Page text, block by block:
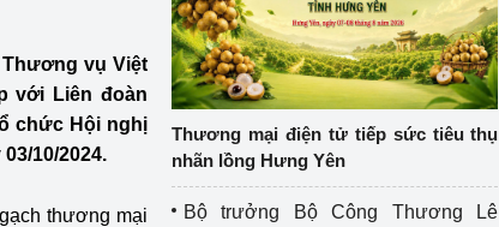
chí
vụ Việt
với Liên đoàn
chức Hội nghị
10/2024.
thương mại
Thương mại điện tử tiếp sức tiêu thụ
nhãn lồng Hưng Yên
Bộ trưởng Bộ Công Thương Lê